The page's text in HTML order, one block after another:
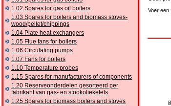
1.02 Spares for gas oil boilers
1.03 Spares for boilers and biomass stoves-
wood/pellet/chippings
1.04 Plate heat exchangers
1.05 Flue fans for boilers
1.06 Circulating pumps
1.07 Fans for boilers
1.10 Temperature probes
1.15 Spares for manufacturers of components
1.20 Reserveonderdelen gesorteerd per
fabrikant van gas- en stookolieketels
1.25 Spares for biomass boilers and stoves
Voer